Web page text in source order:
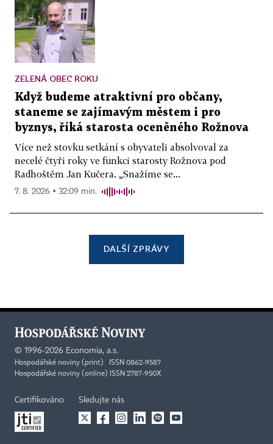
ZELENÁ OBEC ROKU
Když budeme atraktivní pro občany,
staneme se zajímavým městem i pro
byznys, říká starosta oceněného Rožnova
Více než stovku setkání s obyvateli absolvoval za
necelé čtyři roky ve funkci starosty Rožnova pod
Radhoštěm Jan Kučera. „Snažíme se...
7. 8. 2026 ▪ 32:09 min.
DALŠÍ ZPRÁVY
© 1996-2026 Economia, a.s.
Hospodářské noviny (print) ISSN 0862-9587
Hospodářské noviny (online) ISSN 2787-950X
Certifikováno Sledujte nás